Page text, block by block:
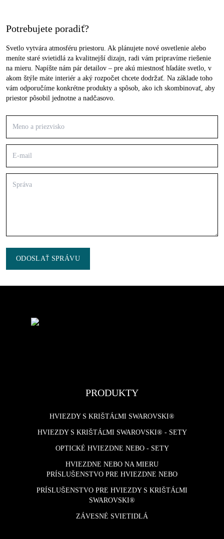
Potrebujete poradiť?
Svetlo vytvára atmosféru priestoru. Ak plánujete nové osvetlenie alebo
meníte staré svietidlá za kvalitnejší dizajn, radi vám pripravíme riešenie
na mieru. Napíšte nám pár detailov – pre akú miestnosť hľadáte svetlo, v
akom štýle máte interiér a aký rozpočet chcete dodržať. Na základe toho
vám odporučíme konkrétne produkty a spôsob, ako ich skombinovať, aby
priestor pôsobil jednotne a nadčasovo.
ODOSLAŤ SPRÁVU
PRODUKTY
HVIEZDY S KRIŠTÁĽMI SWAROVSKI®
HVIEZDY S KRIŠTÁĽMI SWAROVSKI® - SETY
OPTICKÉ HVIEZDNE NEBO - SETY
HVIEZDNE NEBO NA MIERU
PRÍSLUŠENSTVO PRE HVIEZDNE NEBO
PRÍSLUŠENSTVO PRE HVIEZDY S KRIŠTÁĽMI
SWAROVSKI®
ZÁVESNÉ SVIETIDLÁ